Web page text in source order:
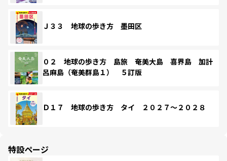
Ｊ３３ 地球の歩き方 墨田区
０２ 地球の歩き方 島旅 奄美大島 喜界島 加計
呂麻島（奄美群島１） ５訂版
Ｄ１７ 地球の歩き方 タイ ２０２７～２０２８
特設ページ